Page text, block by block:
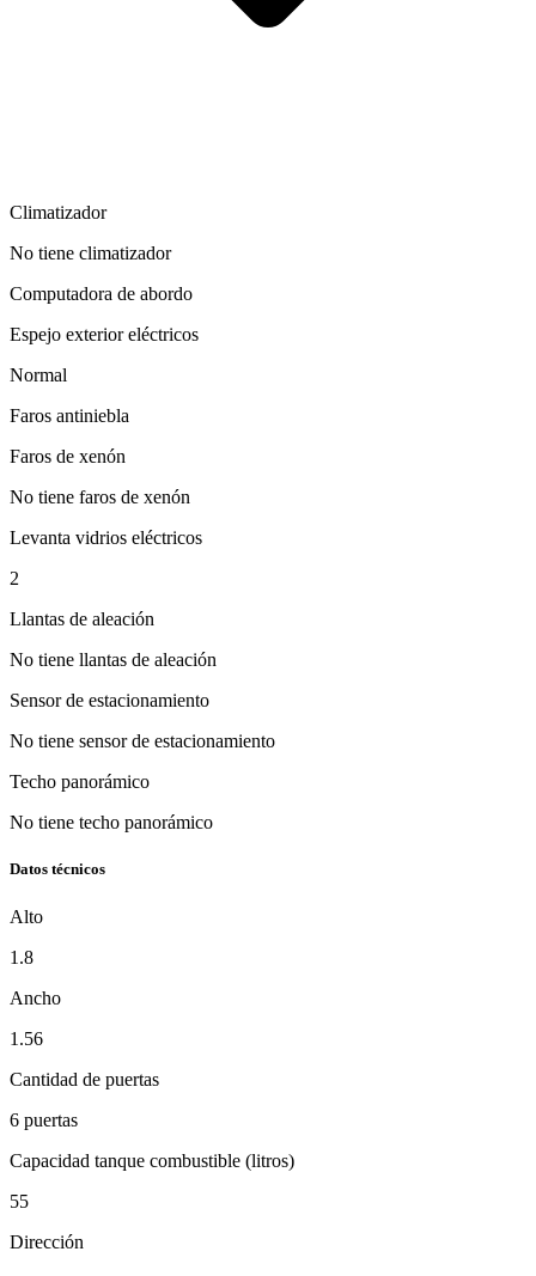
Climatizador
No tiene climatizador
Computadora de abordo
Espejo exterior eléctricos
Normal
Faros antiniebla
Faros de xenón
No tiene faros de xenón
Levanta vidrios eléctricos
2
Llantas de aleación
No tiene llantas de aleación
Sensor de estacionamiento
No tiene sensor de estacionamiento
Techo panorámico
No tiene techo panorámico
Datos técnicos
Alto
1.8
Ancho
1.56
Cantidad de puertas
6 puertas
Capacidad tanque combustible (litros)
55
Dirección